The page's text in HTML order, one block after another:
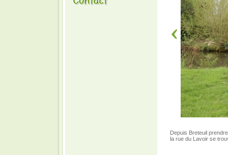
Depuis Breteuil
la rue du Lavoir se